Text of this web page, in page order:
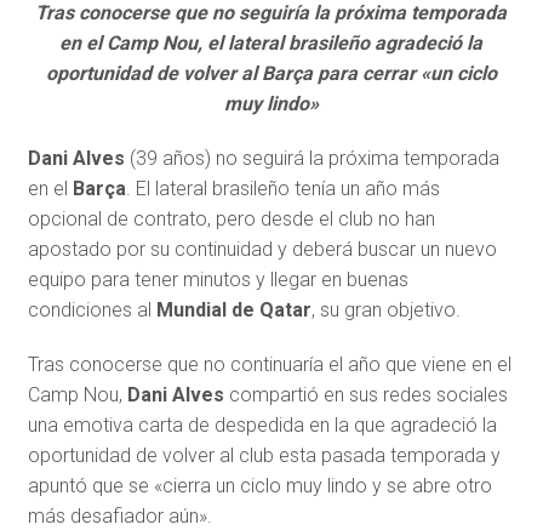
Tras conocerse que no seguiría la próxima temporada
en el Camp Nou, el lateral brasileño agradeció la
oportunidad de volver al Barça para cerrar «un ciclo
muy lindo»
Dani Alves (39 años) no seguirá la próxima temporada
en el Barça. El lateral brasileño tenía un año más
opcional de contrato, pero desde el club no han
apostado por su continuidad y deberá buscar un nuevo
equipo para tener minutos y llegar en buenas
condiciones al Mundial de Qatar, su gran objetivo.
Tras conocerse que no continuaría el año que viene en el
Camp Nou, Dani Alves compartió en sus redes sociales
una emotiva carta de despedida en la que agradeció la
oportunidad de volver al club esta pasada temporada y
apuntó que se «cierra un ciclo muy lindo y se abre otro
más desafiador aún».